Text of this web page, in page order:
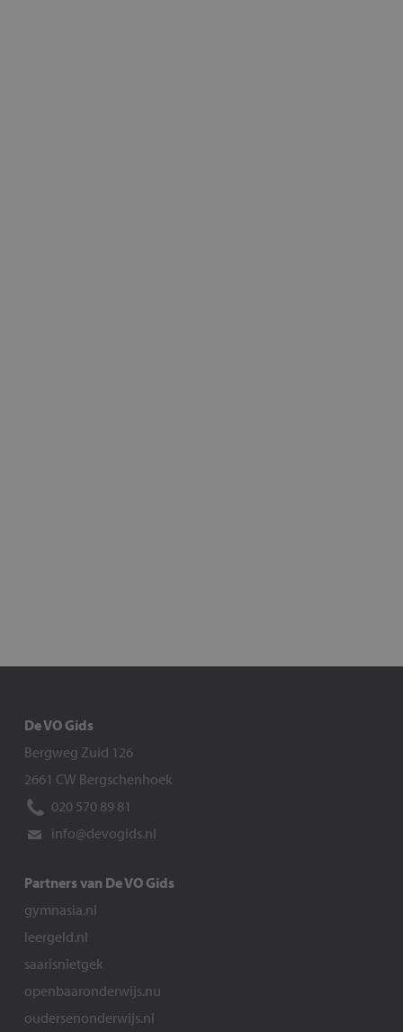
De VO Gids
Bergweg Zuid 126
2661 CW Bergschenhoek
020 570 89 81
info@devogids.nl
Partners van De VO Gids
gymnasia.nl
leergeld.nl
saarisnietgek
openbaaronderwijs.nu
oudersenonderwijs.nl